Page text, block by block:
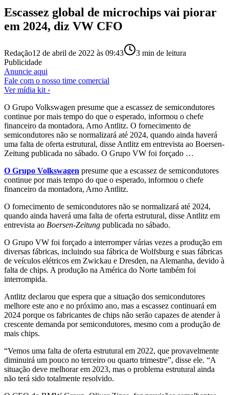
Escassez global de microchips vai piorar
em 2024, diz VW CFO
Redação12 de abril de 2022 às 09:43 3 min de leitura
Publicidade
Anuncie aqui
Fale com o nosso time comercial
Ver mídia kit ›
O Grupo Volkswagen presume que a escassez de semicondutores
continue por mais tempo do que o esperado, informou o chefe
financeiro da montadora, Arno Antlitz. O fornecimento de
semicondutores não se normalizará até 2024, quando ainda haverá
uma falta de oferta estrutural, disse Antlitz em entrevista ao Boersen-
Zeitung publicada no sábado. O Grupo VW foi forçado …
O Grupo Volkswagen presume que a escassez de semicondutores
continue por mais tempo do que o esperado, informou o chefe
financeiro da montadora, Arno Antlitz.
O fornecimento de semicondutores não se normalizará até 2024,
quando ainda haverá uma falta de oferta estrutural, disse Antlitz em
entrevista ao Boersen-Zeitung publicada no sábado.
O Grupo VW foi forçado a interromper várias vezes a produção em
diversas fábricas, incluindo sua fábrica de Wolfsburg e suas fábricas
de veículos elétricos em Zwickau e Dresden, na Alemanha, devido à
falta de chips. A produção na América do Norte também foi
interrompida.
Antlitz declarou que espera que a situação dos semicondutores
melhore este ano e no próximo ano, mas a escassez continuará em
2024 porque os fabricantes de chips não serão capazes de atender à
crescente demanda por semicondutores, mesmo com a produção de
mais chips.
“Vemos uma falta de oferta estrutural em 2022, que provavelmente
diminuirá um pouco no terceiro ou quarto trimestre”, disse ele. “A
situação deve melhorar em 2023, mas o problema estrutural ainda
não terá sido totalmente resolvido.